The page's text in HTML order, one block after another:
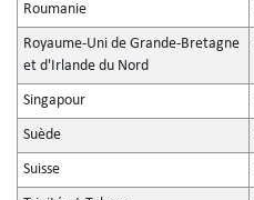
Roumanie
Royaume-Uni de Grande-Bretagne
et d'Irlande du Nord
Singapour
Suède
Suisse